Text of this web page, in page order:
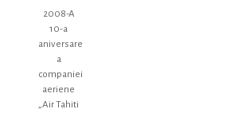
2008-A
10-a
aniversare
a
companiei
aeriene
„Air Tahiti